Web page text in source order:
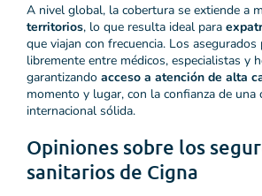
A nivel global, la cobertura se extiende a
territorios, lo que resulta ideal para
que viajan con frecuencia. Los asegurados
libremente entre médicos, especialistas y
garantizando acceso a atención de alta
momento y lugar, con la confianza de una
internacional sólida.
Opiniones sobre los
sanitarios de Cigna